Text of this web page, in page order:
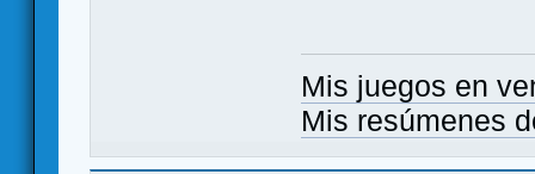
Mis juegos en
Mis resúmenes